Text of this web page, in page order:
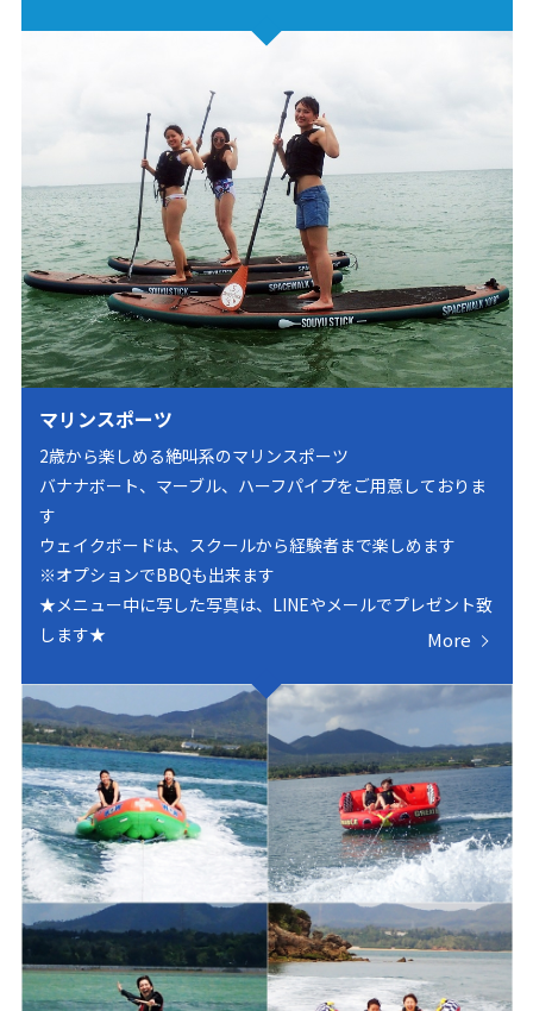
マリンスポーツ
2歳から楽しめる絶叫系のマリンスポーツ
バナナボート、マーブル、ハーフパイプをご用意しておりま
す
ウェイクボードは、スクールから経験者まで楽しめます
※オプションでBBQも出来ます
★メニュー中に写した写真は、LINEやメールでプレゼント致
します★
More